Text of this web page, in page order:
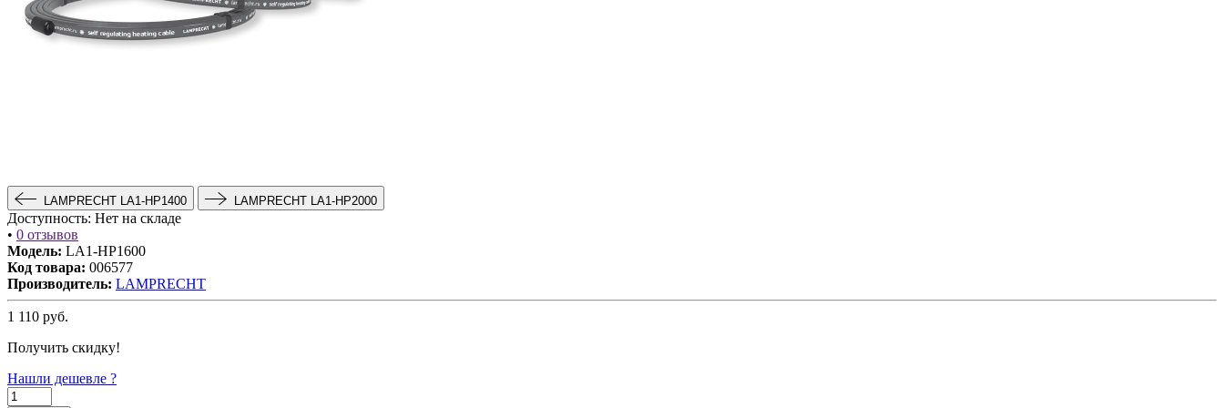
LAMPRECHT LA1-HP1400 LAMPRECHT LA1-HP2000
Доступность: Нет на складе
• 0 отзывов
Модель: LA1-HP1600
Код товара: 006577
Производитель: LAMPRECHT
1 110 руб.
Получить скидку!
Нашли дешевле ?